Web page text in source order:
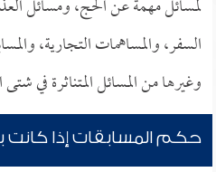
لمسائل مهمة عن الحج، ومسائل
السفر، والمساهمات التجارية،
وغيرها من المسائل المتناثرة في
حكم المسابقات إذا